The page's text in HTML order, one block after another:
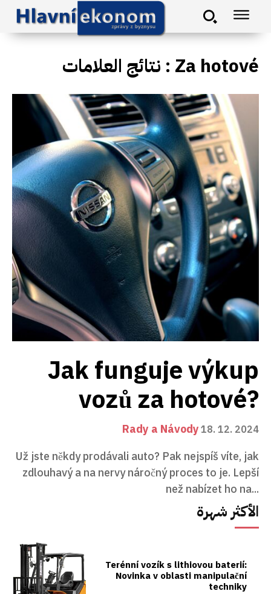
نتائج العلامات : Za hotové
Jak funguje výkup
vozů za hotové?
Rady a Návody18. 12. 2024
Už jste někdy prodávali auto? Pak nejspíš víte, jak
zdlouhavý a na nervy náročný proces to je. Lepší
než nabízet ho na...
الأكثر شهرة
Terénní vozík s lithiovou baterií:
Novinka v oblasti manipulační
techniky